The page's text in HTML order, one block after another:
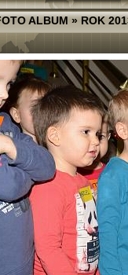
ALBUM»ROK